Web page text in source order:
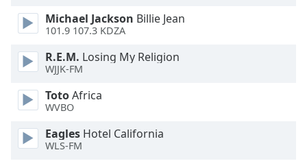
Opacity
Text
Background
Color
Opacity
Michael Jackson Billie Jean
101.9 107.3 KDZA
R.E.M. Losing My Religion
WJJK-FM
TotoAfrica
WVBO
Eagles Hotel California
WLS-FM